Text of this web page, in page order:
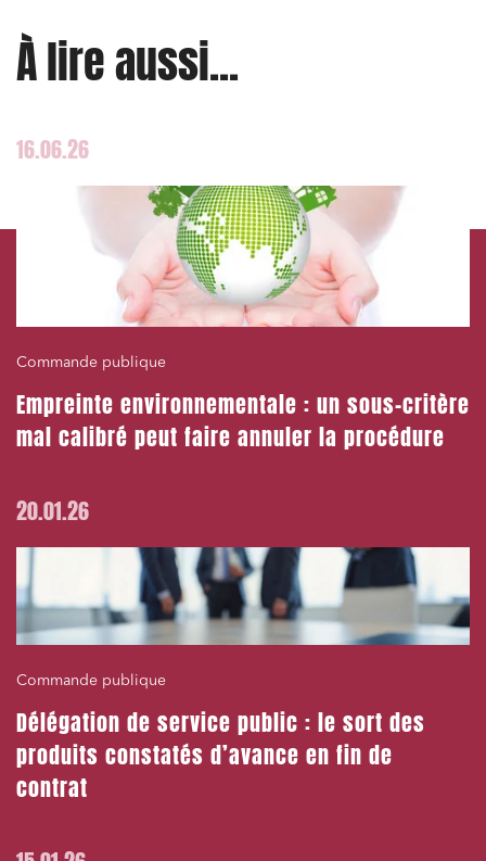
À lire aussi...
16.06.26
Commande publique
Empreinte environnementale : un sous-critère
mal calibré peut faire annuler la procédure
20.01.26
Commande publique
Délégation de service public : le sort des
produits constatés d’avance en fin de
contrat
Projets immobiliers
Banque finance et assurance
Droit des sociétés et Fusions-Acquisitions
J'ai lu et j'accepte lapolitique de confidentialité